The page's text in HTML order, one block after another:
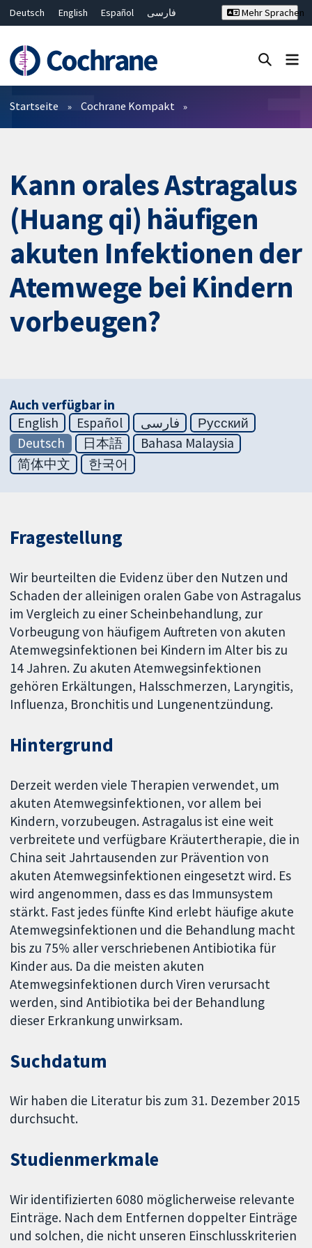
Deutsch English Español
فارسی
Bahasa Malaysia
ไทย
繁體中文
简体中文
Mehr Sprachen
Filter
Startseite Cochrane Kompakt
Kann orales Astragalus
(Huang qi) häufigen
akuten Infektionen der
Atemwege bei Kindern
vorbeugen?
Auch verfügbar in
English
Español فارسی
Русский
Deutsch
日本語
Bahasa Malaysia
简体中文
한국어
Fragestellung
Wir beurteilten die Evidenz über den Nutzen und
Schaden der alleinigen oralen Gabe von Astragalus
im Vergleich zu einer Scheinbehandlung, zur
Vorbeugung von häufigem Auftreten von akuten
Atemwegsinfektionen bei Kindern im Alter bis zu
14 Jahren. Zu akuten Atemwegsinfektionen
gehören Erkältungen, Halsschmerzen, Laryngitis,
Influenza, Bronchitis und Lungenentzündung.
Hintergrund
Derzeit werden viele Therapien verwendet, um
akuten Atemwegsinfektionen, vor allem bei
Kindern, vorzubeugen. Astragalus ist eine weit
verbreitete und verfügbare Kräutertherapie, die in
China seit Jahrtausenden zur Prävention von
akuten Atemwegsinfektionen eingesetzt wird. Es
wird angenommen, dass es das Immunsystem
stärkt. Fast jedes fünfte Kind erlebt häufige akute
Atemwegsinfektionen und die Behandlung macht
bis zu 75% aller verschriebenen Antibiotika für
Kinder aus. Da die meisten akuten
Atemwegsinfektionen durch Viren verursacht
werden, sind Antibiotika bei der Behandlung
dieser Erkrankung unwirksam.
Suchdatum
Wir haben die Literatur bis zum 31. Dezember 2015
durchsucht.
Studienmerkmale
Wir identifizierten 6080 möglicherweise relevante
Einträge. Nach dem Entfernen doppelter Einträge
und solchen, die nicht unseren Einschlusskriterien